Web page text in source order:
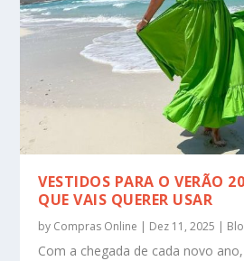
VESTIDOS PARA O VERÃO
QUE VAIS QUERER USAR
by Compras Online | Dez 11, 2025 |
Com a chegada de cada novo